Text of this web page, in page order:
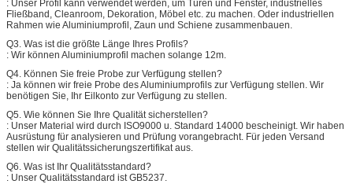
: Unser Profil kann verwendet werden, um Türen und Fenster, industrielles
Fließband, Cleanroom, Dekoration, Möbel etc. zu machen. Oder industriellen
Rahmen wie Aluminiumprofil, Zaun und Schiene zusammenbauen.
Q3. Was ist die größte Länge Ihres Profils?
: Wir können Aluminiumprofil machen solange 12m.
Q4. Können Sie freie Probe zur Verfügung stellen?
: Ja können wir freie Probe des Aluminiumprofils zur Verfügung stellen. Wir
benötigen Sie, Ihr Eilkonto zur Verfügung zu stellen.
Q5. Wie können Sie Ihre Qualität sicherstellen?
: Unser Material wird durch ISO9000 u. Standard 14000 bescheinigt. Wir haben
Ausrüstung für analysieren und Prüfung vorangebracht. Für jeden Versand
stellen wir Qualitätssicherungszertifikat aus.
Q6. Was ist Ihr Qualitätsstandard?
: Unser Qualitätsstandard ist GB5237.